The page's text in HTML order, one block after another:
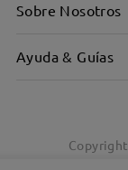
Sobre Nosotros
Ayuda & Guías
Copyright